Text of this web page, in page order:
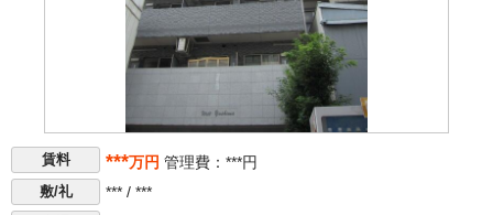
賃料 ***万円 管理費：***円
敷/礼 *** / ***